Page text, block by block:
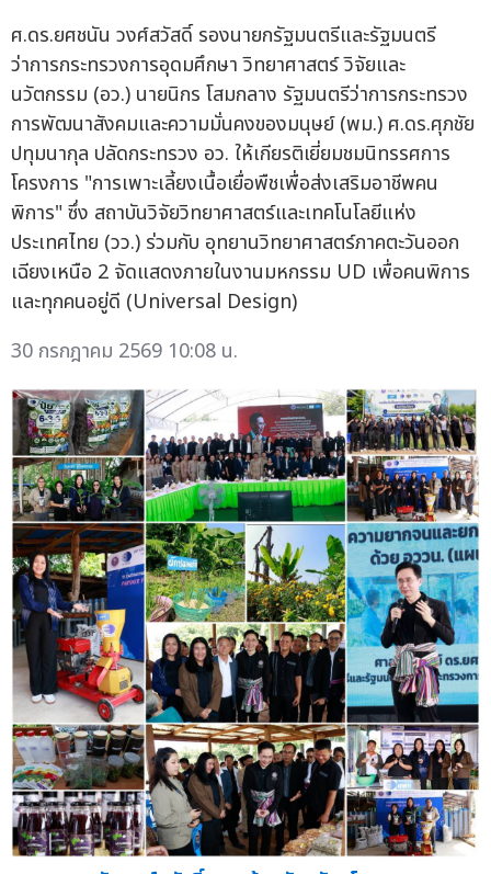
ศ.ดร.ยศชนัน วงศ์สวัสดิ์ รองนายกรัฐมนตรีและรัฐมนตรี
ว่าการกระทรวงการอุดมศึกษา วิทยาศาสตร์ วิจัยและ
นวัตกรรม (อว.) นายนิกร โสมกลาง รัฐมนตรีว่าการกระทรวง
การพัฒนาสังคมและความมั่นคงของมนุษย์ (พม.) ศ.ดร.ศุภชัย
ปทุมนากุล ปลัดกระทรวง อว. ให้เกียรติเยี่ยมชมนิทรรศการ
โครงการ "การเพาะเลี้ยงเนื้อเยื่อพืชเพื่อส่งเสริมอาชีพคน
พิการ" ซึ่ง สถาบันวิจัยวิทยาศาสตร์และเทคโนโลยีแห่ง
ประเทศไทย (วว.) ร่วมกับ อุทยานวิทยาศาสตร์ภาคตะวันออก
เฉียงเหนือ 2 จัดแสดงภายในงานมหกรรม UD เพื่อคนพิการ
และทุกคนอยู่ดี (Universal Design)
30 กรกฎาคม 2569 10:08 น.